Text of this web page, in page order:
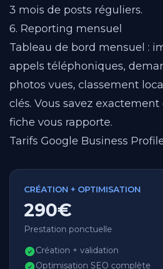
3 mois de posts réguliers.
6. Reporting mensuel
Tableau de bord mensuel :
appels téléphoniques,
photos vues, classement
clés. Vous savez
fiche vous rapporte.
Tarifs Google Business
CRÉATION + OPTIMISATION
290€
Prestation ponctuelle
Création + validation
Optimisation SEO complète